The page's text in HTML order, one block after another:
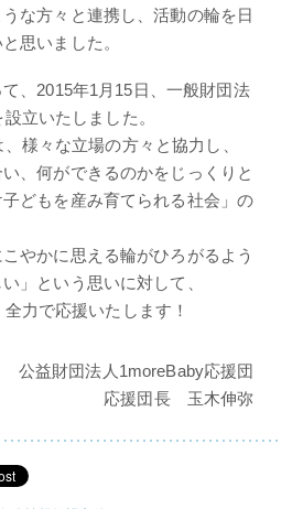
な方々と連携し、活動の輪を日
思いました。
、2015年1月15日、一般財団法
立いたしました。
様々な立場の方々と協力し、
、何ができるのかをじっくりと
どもを産み育てられる社会」の
こやかに思える輪がひろがるよう
」という思いに対して、
力で応援いたします！
公益財団法人1moreBaby応援団
応援団長 玉木伸弥